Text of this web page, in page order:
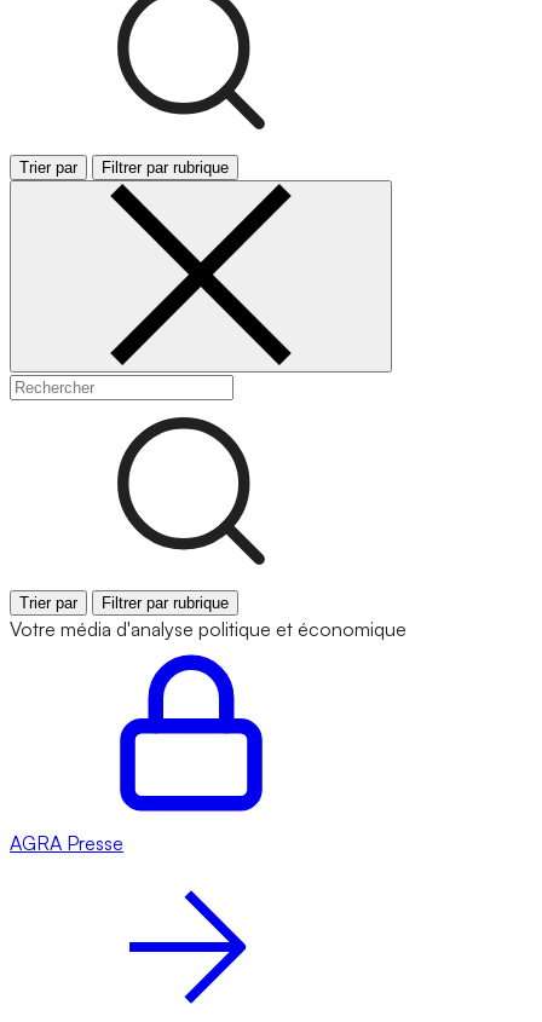
Trier par Filtrer par rubrique
Trier par Filtrer par rubrique
Votre média d'analyse politique et économique
AGRA Presse